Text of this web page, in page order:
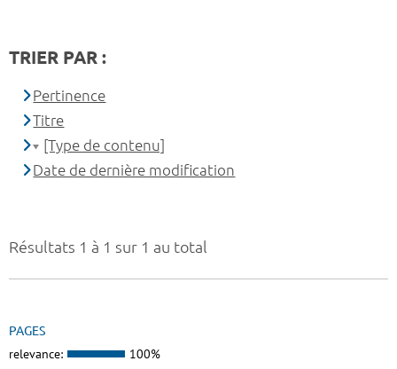
Résultats 1 à 1 sur 1 au total
PAGES
relevance: 100%
TRIER PAR :
Pertinence
Titre
[Type de contenu]
Date de dernière modification